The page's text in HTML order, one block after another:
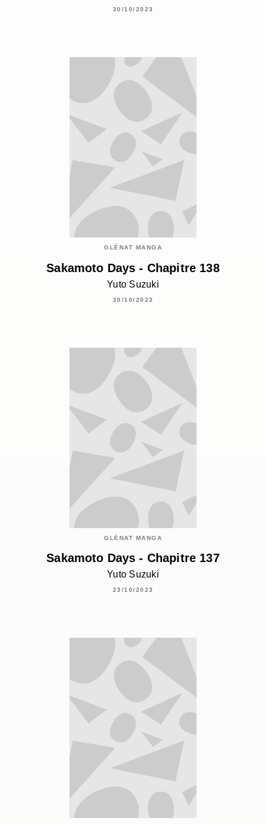
30/10/2023
GLÉNAT MANGA
Sakamoto Days - Chapitre 138
Yuto Suzuki
30/10/2023
GLÉNAT MANGA
Sakamoto Days - Chapitre 137
Yuto Suzuki
23/10/2023